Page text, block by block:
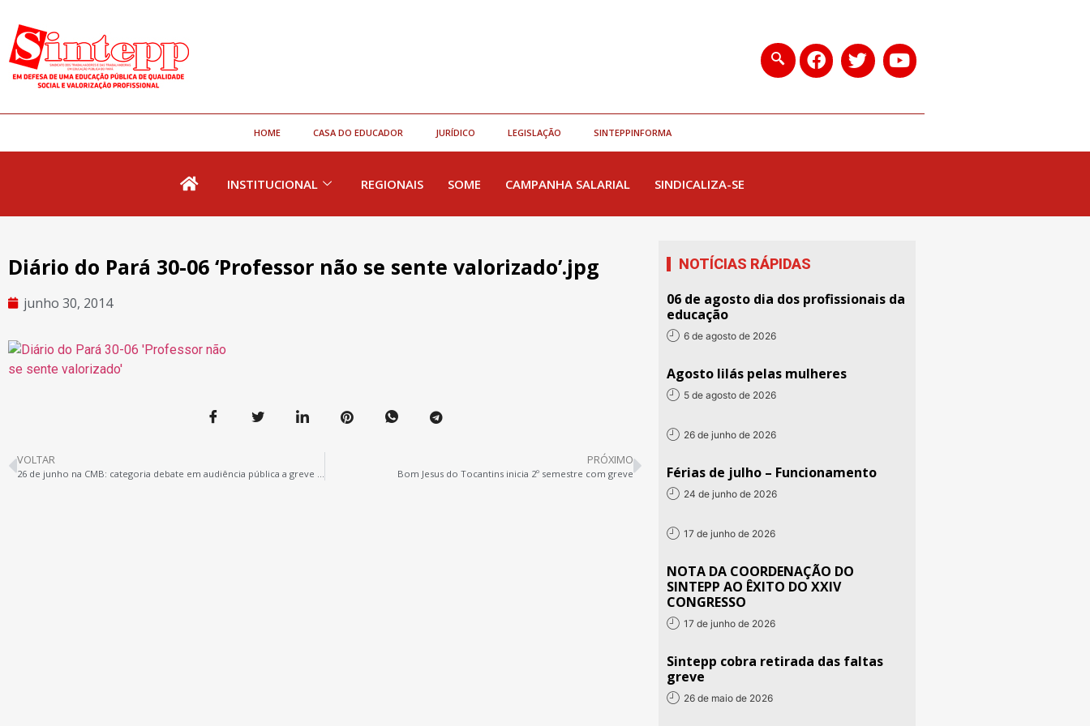
HOME CASA DO EDUCADOR JURÍDICO LEGISLAÇÃO SINTEPPINFORMA
INSTITUCIONAL REGIONAIS SOME CAMPANHA SALARIAL SINDICALIZA-SE
Diário do Pará 30-06 ‘Professor não se sente valorizado’.jpg
junho 30, 2014
VOLTAR
26 de junho na CMB: categoria debate em audiência pública a greve na rede municipal de ensino
PRÓXIMO
Bom Jesus do Tocantins inicia 2º semestre com greve
NOTÍCIAS RÁPIDAS
06 de agosto dia dos profissionais da
educação
6 de agosto de 2026
Agosto lilás pelas mulheres
5 de agosto de 2026
26 de junho de 2026
Férias de julho – Funcionamento
24 de junho de 2026
17 de junho de 2026
NOTA DA COORDENAÇÃO DO
SINTEPP AO ÊXITO DO XXIV
CONGRESSO
17 de junho de 2026
Sintepp cobra retirada das faltas
greve
26 de maio de 2026